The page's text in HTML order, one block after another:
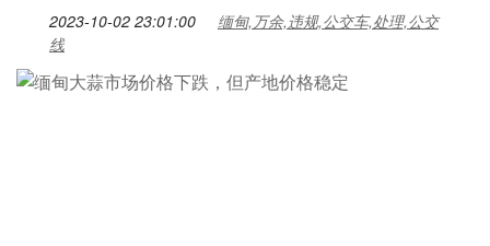
2023-10-02 23:01:00
缅甸,万余,违规,公交车,处理,公交
线